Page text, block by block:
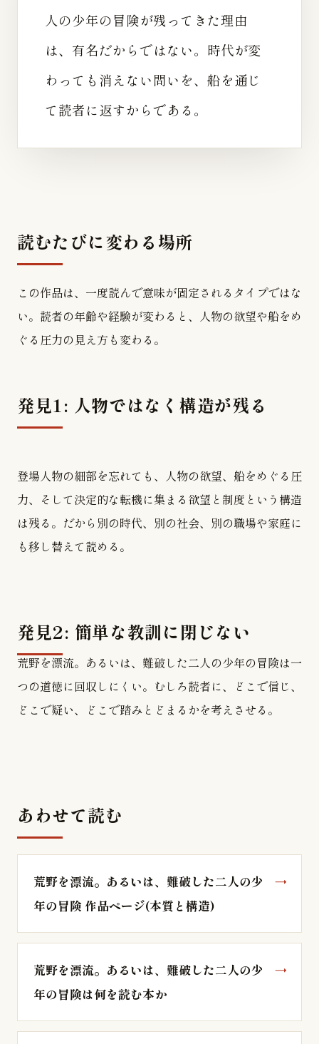
人の少年の冒険が残ってきた理由
は、有名だからではない。時代が変
わっても消えない問いを、船を通じ
て読者に返すからである。
読むたびに変わる場所
この作品は、一度読んで意味が固定されるタイプではな
い。読者の年齢や経験が変わると、人物の欲望や船をめ
ぐる圧力の見え方も変わる。
発見1: 人物ではなく構造が残る
登場人物の細部を忘れても、人物の欲望、船をめぐる圧
力、そして決定的な転機に集まる欲望と制度という構造
は残る。だから別の時代、別の社会、別の職場や家庭に
も移し替えて読める。
発見2: 簡単な教訓に閉じない
荒野を漂流。あるいは、難破した二人の少年の冒険は一
つの道徳に回収しにくい。むしろ読者に、どこで信じ、
どこで疑い、どこで踏みとどまるかを考えさせる。
あわせて読む
荒野を漂流。あるいは、難破した二人の少
年の冒険 作品ページ(本質と構造)
荒野を漂流。あるいは、難破した二人の少
年の冒険は何を読む本か